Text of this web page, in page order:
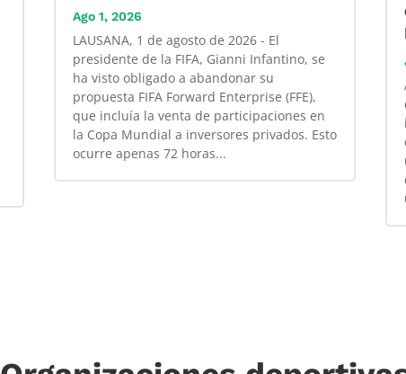
Ago 1, 2026
LAUSANA, 1 de agosto de 2026 - El
presidente de la FIFA, Gianni Infantino, se
ha visto obligado a abandonar su
propuesta FIFA Forward Enterprise (FFE),
que incluía la venta de participaciones en
la Copa Mundial a inversores privados. Esto
ocurre apenas 72 horas...